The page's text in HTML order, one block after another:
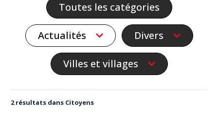
Toutes les catégories
Actualités Divers
Villes et villages
2 résultats dans Citoyens